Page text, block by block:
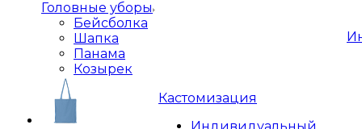
Головные уборы
Бейсболка
Шапка
Панама
Козырек
Кастомизация